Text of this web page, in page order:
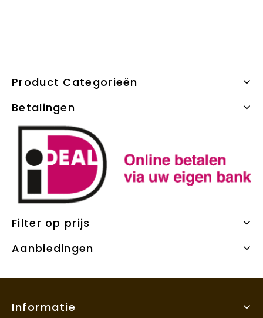
Product Categorieën
Betalingen
Filter op prijs
Aanbiedingen
Informatie